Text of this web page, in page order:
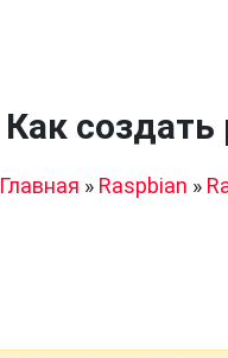
Как
Главная » Raspbian »